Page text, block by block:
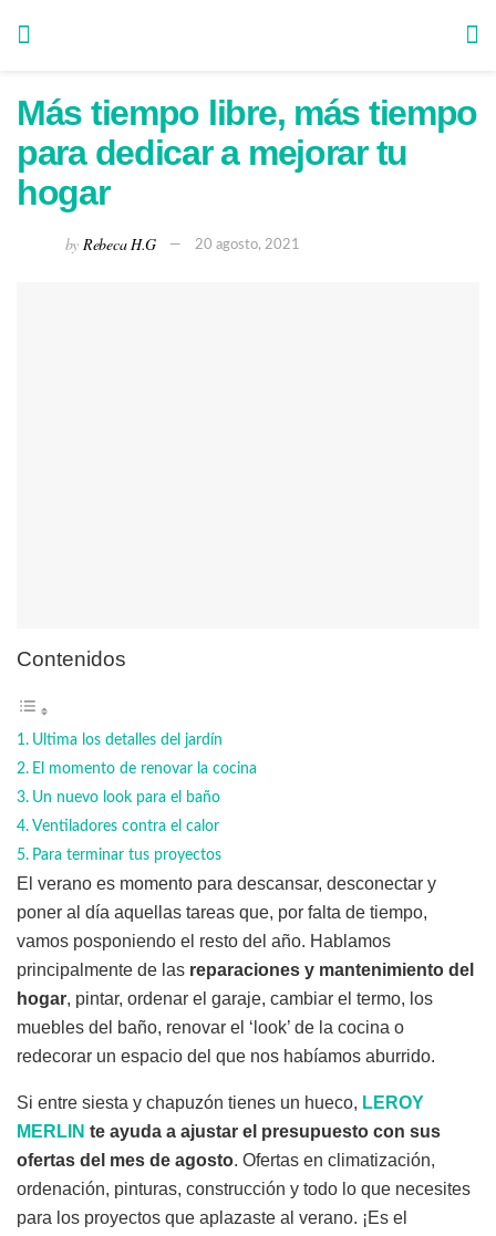
Más tiempo libre, más tiempo
para dedicar a mejorar tu
hogar
by Rebeca H.G 20 agosto, 2021
Contenidos
Ultima los detalles del jardín
El momento de renovar la cocina
Un nuevo look para el baño
Ventiladores contra el calor
Para terminar tus proyectos
El verano es momento para descansar, desconectar y
poner al día aquellas tareas que, por falta de tiempo,
vamos posponiendo el resto del año. Hablamos
principalmente de las reparaciones y mantenimiento del
hogar, pintar, ordenar el garaje, cambiar el termo, los
muebles del baño, renovar el ‘look’ de la cocina o
redecorar un espacio del que nos habíamos aburrido.
Si entre siesta y chapuzón tienes un hueco, LEROY
MERLIN te ayuda a ajustar el presupuesto con sus
ofertas del mes de agosto. Ofertas en climatización,
ordenación, pinturas, construcción y todo lo que necesites
para los proyectos que aplazaste al verano. ¡Es el